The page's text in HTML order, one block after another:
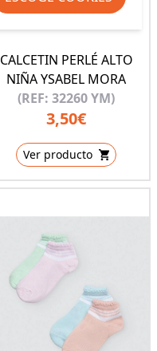
CALCETIN PERLÉ ALTO
NIÑA YSABEL MORA
(REF: 32260 YM)
3,50€
Ver producto